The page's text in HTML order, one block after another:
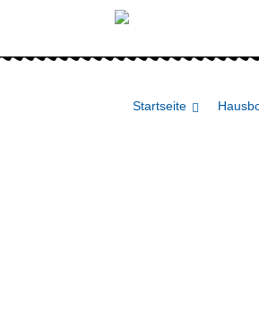
Startseite